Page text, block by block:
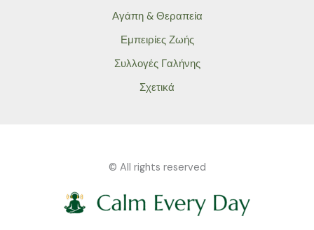
Αγάπη & Θεραπεία
Εμπειρίες Ζωής
Συλλογές Γαλήνης
Σχετικά
© All rights reserved